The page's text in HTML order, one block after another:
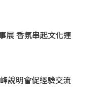
展 香氛串起文化連
說明會促經驗交流